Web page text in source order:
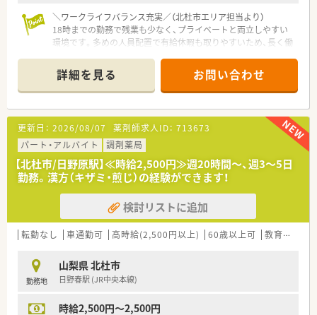
＼ワークライフバランス充実／（北杜市エリア担当より）
18時までの勤務で残業も少なく、プライベートと両立しやすい
環境です。多めの人員配置で有給休暇も取りやすいため、長く働
【店舗情報と応需状況について】
■日野春駅から車で9分ほどの場所に位置し、漢方や内科を中心
に応需している地域密着型の調剤薬局です。
■1日あたり40枚から50枚ほどの処方箋を受け付けており、約
1200品目の幅広い医薬品を取り扱っています。
■漢方のキザミや煎じなどの専門的な調剤も行っており、他では
なかなか得られない貴重な経験を積める環境です。
【法人特徴について】
■山梨県内において地域密着型の調剤薬局を3店舗展開してお
り、地元の方々の健康を幅広く支えております。
■従業員一人ひとりに寄り添った温かい経営方針を掲げている
ため、非常に風通しが良く働きやすい環境です。
同士が助け合いながら業務を進められる社風です。
【勤務実態について】
半日営業のため週末の予定も立てやすいです。
詳細を見る お問い合わせ
更新日： 2026/08/07 薬剤師求人ID： 713673
パート・アルバイト
調剤薬局
【北杜市/日野原駅】≪時給2,500円≫週20時間～、週3～5日
勤務。漢方（キザミ・煎じ）の経験ができます！
検討リストに追加
転勤なし 車通勤可 高時給(2,500円以上) 60歳以上可 教育制度あり
勤務地
山梨県 北杜市
日野春駅 (JR中央本線)
時給2,500円～2,500円